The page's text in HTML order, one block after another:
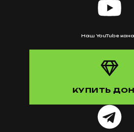
Наш YouTube
КУПИТЬ